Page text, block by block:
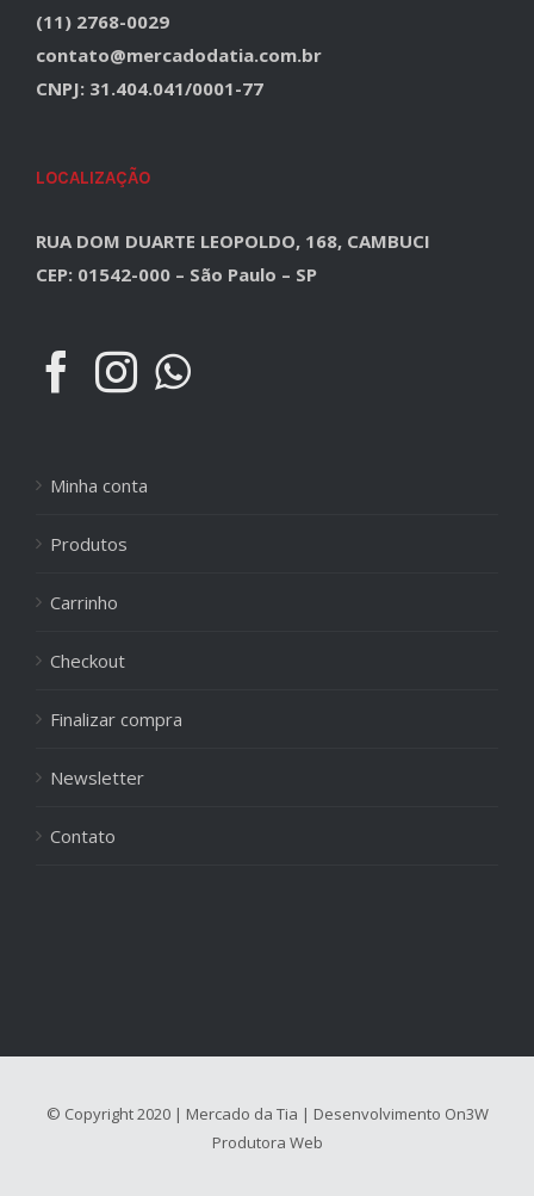
(11) 2768-0029
contato@mercadodatia.com.br
CNPJ: 31.404.041/0001-77
LOCALIZAÇÃO
RUA DOM DUARTE LEOPOLDO, 168, CAMBUCI
CEP: 01542-000 – São Paulo – SP
Minha conta
Produtos
Carrinho
Checkout
Finalizar compra
Newsletter
Contato
© Copyright 2020 | Mercado da Tia | Desenvolvimento On3W
Produtora Web